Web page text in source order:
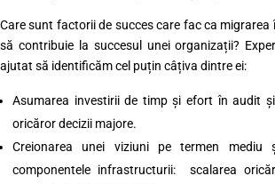
Care sunt factorii de succes care fac ca migrarea
să contribuie la succesul unei organizații?
ajutat să identificăm cel puțin câțiva dintre ei:
Asumarea investirii de timp și efort în audit
oricăror decizii majore.
Creionarea unei viziuni pe termen
componentele infrastructurii: scalarea